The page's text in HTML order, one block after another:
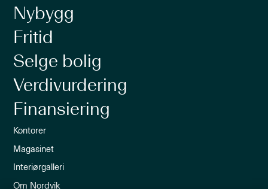
Nybygg
Fritid
Selge bolig
Verdivurdering
Finansiering
Kontorer
Magasinet
Interiørgalleri
Om Nordvik